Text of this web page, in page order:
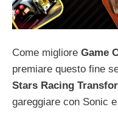
Come migliore Game
premiare questo fine
Stars Racing
gareggiare con Sonic